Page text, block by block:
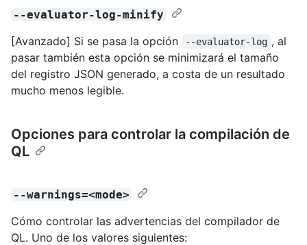
--evaluator-log-minify
[Avanzado] Si se pasa la opción --evaluator-log , al
pasar también esta opción se minimizará el tamaño
del registro JSON generado, a costa de un resultado
mucho menos legible.
Opciones para controlar la compilación de
QL
--warnings=<mode>
Cómo controlar las advertencias del compilador de
QL. Uno de los valores siguientes: